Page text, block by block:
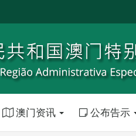
澳门资讯 公布告示